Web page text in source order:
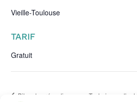
Vieille-Toulouse
TARIF
Gratuit
Bilan de prévention Techniques